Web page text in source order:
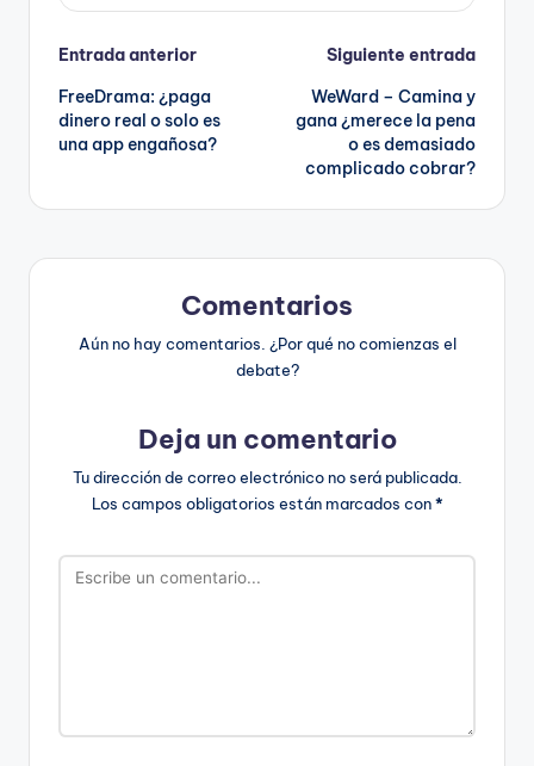
Navegación
de
entradas
Entrada anterior
FreeDrama: ¿paga
dinero real o solo es
una app engañosa?
Siguiente entrada
WeWard – Camina y
gana ¿merece la pena
o es demasiado
complicado cobrar?
Comentarios
Aún no hay comentarios. ¿Por qué no comienzas el
debate?
Deja un comentario
Tu dirección de correo electrónico no será publicada.
Los campos obligatorios están marcados con*